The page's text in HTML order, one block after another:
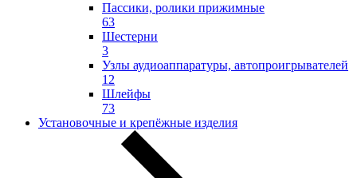
Пассики, ролики прижимные
63
Шестерни
3
Узлы аудиоаппаратуры, автопроигрывателей
12
Шлейфы
73
Установочные и крепёжные изделия